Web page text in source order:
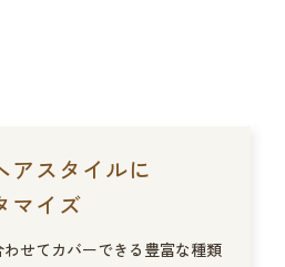
アスタイルに
マイズ
せてカバーできる豊富な種類